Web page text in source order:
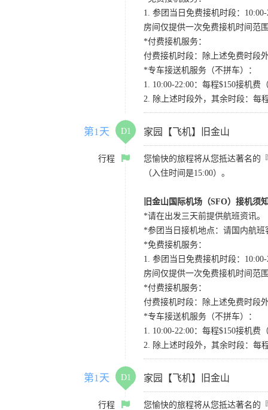
1. 参团当日免费接机时段：
房间仅提供一次免费接机时间范
*付费接机服务：
付费接机时段：除上述免费时段
*专车接送机服务（不拼车）：
1. 10:00-22:00：每程$150接机
2. 除上述时段外，其余时段：每
第1天 D1 家园【飞机】旧金山
行程
您愉快的旅程将从您抵达著名的
（入住时间是15:00）。
旧金山国际机场（SFO）接机须
*请在出发三天前提供航班资讯。
*参团当日接机地点：请国内航班
*免费接机服务：
1. 参团当日免费接机时段：
房间仅提供一次免费接机时间范
*付费接机服务：
付费接机时段：除上述免费时段
*专车接送机服务（不拼车）：
1. 10:00-22:00：每程$150接机
2. 除上述时段外，其余时段：每
第1天 D1 家园【飞机】旧金山
行程
您愉快的旅程将从您抵达著名的